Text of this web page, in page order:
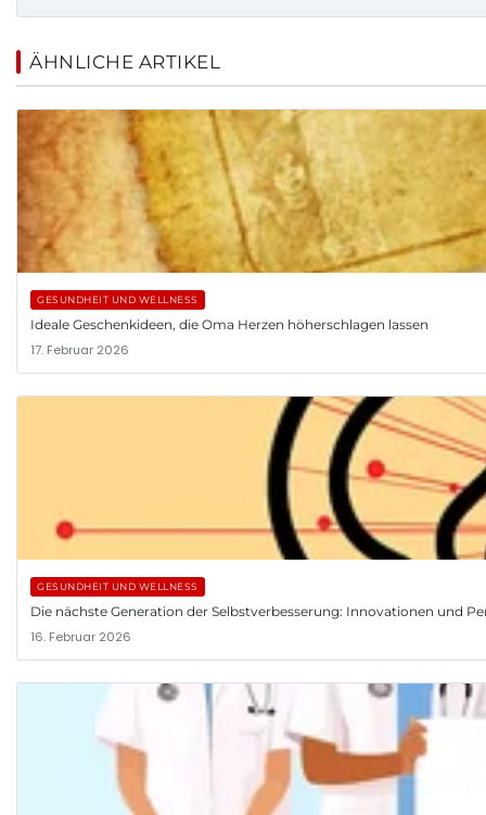
ÄHNLICHE ARTIKEL
GESUNDHEIT UND WELLNESS
Ideale Geschenkideen, die Oma Herzen höherschlagen lassen
17. Februar 2026
GESUNDHEIT UND WELLNESS
Die nächste Generation der Selbstverbesserung: Innovationen und
16. Februar 2026